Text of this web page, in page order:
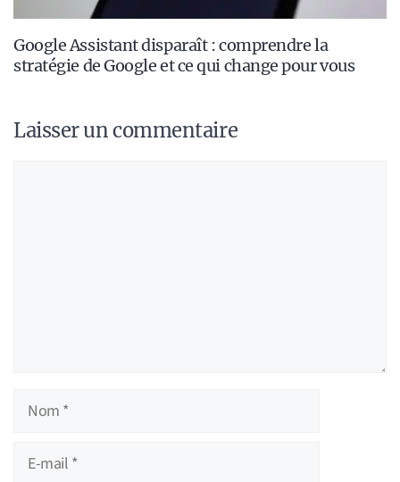
Google Assistant disparaît : comprendre la
stratégie de Google et ce qui change pour vous
Laisser un commentaire
Nom